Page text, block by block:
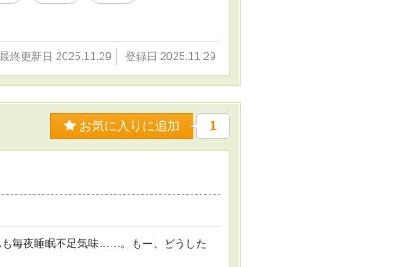
最終更新日 2025.11.29 登録日 2025.11.29
お気に入りに追加 1
毎夜睡眠不足気味……。もー、どうした